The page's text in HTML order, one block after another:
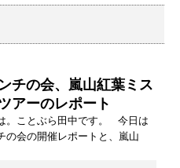
チの会、嵐山紅葉ミス
アーのレポート
。ことぶら田中です。 今日は
の会の開催レポートと、嵐山